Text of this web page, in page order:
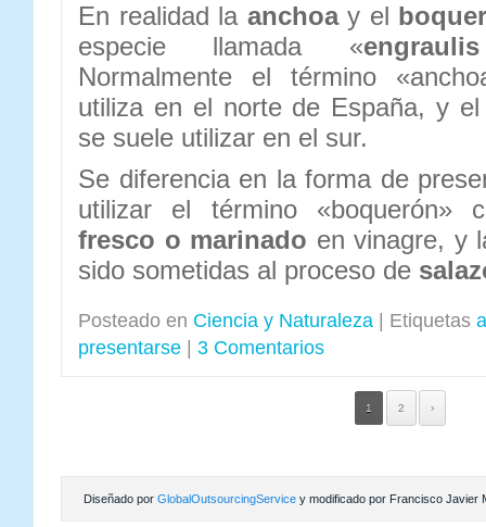
En realidad la anchoay el
especie llamada «
Normalmente el término
utiliza en el norte de España, y el
se suele utilizar en el sur.
Se diferencia en la forma de
utilizar el término «boquerón»
fresco o marinado en vinagre, y
sido sometidas al proceso de
Posteado en Ciencia y Naturaleza Etiquetas
presentarse
3 Comentarios
1 2 ›
Diseñado por GlobalOutsourcingService y modificado por Francisco Javier